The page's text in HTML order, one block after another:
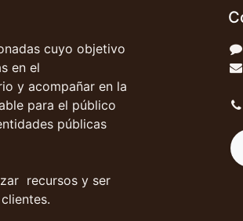
cuyo objetivo
en el
y acompañar en la
para el público
públicas
recursos y ser